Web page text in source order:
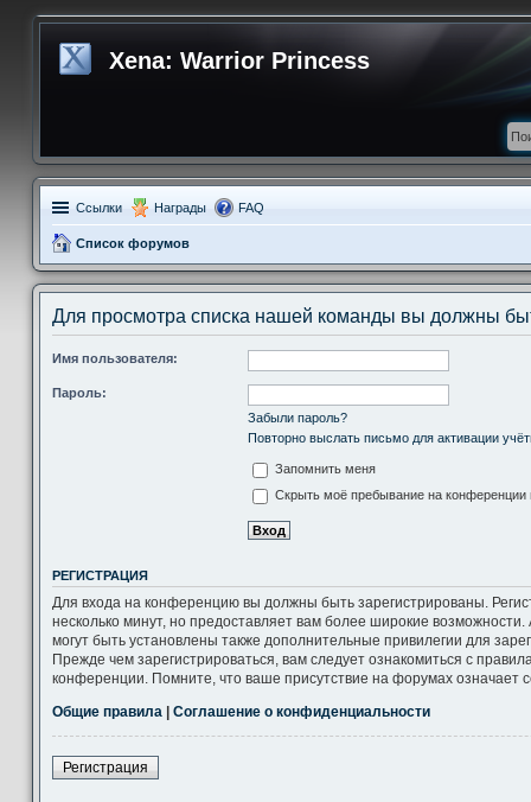
Xena: Warrior Princess
Ссылки Награды FAQ
Список форумов
Для просмотра списка нашей команды вы должны
Имя пользователя:
Пароль:
Забыли пароль?
Повторно выслать письмо для активации
Запомнить меня
Скрыть моё пребывание на конференции
РЕГИСТРАЦИЯ
Для входа на конференцию вы должны быть зарегистрированы.
несколько минут, но предоставляет вам более широкие
могут быть установлены также дополнительные привилегии для
Прежде чем зарегистрироваться, вам следует ознакомиться с
конференции. Помните, что ваше присутствие на форумах означает
Общие правила
Соглашение о конфиденциальности
Регистрация